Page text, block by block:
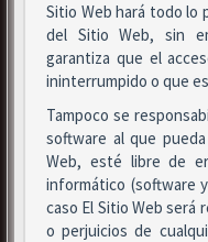
Sitio Web hará todo lo
del Sitio Web, sin
garantiza que el
ininterrumpido o que
Tampoco se
software al que
Web, esté libre de
informático (software
caso El Sitio Web será
o perjuicios de